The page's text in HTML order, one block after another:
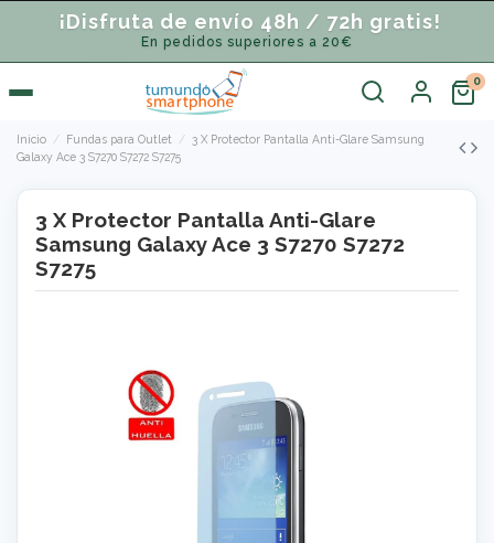
¡Disfruta de envío 48h / 72h gratis!
En pedidos superiores a 20€
Inicio Fundas para Outlet
3 X Protector Pantalla Anti-Glare Samsung
Galaxy Ace 3 S7270 S7272 S7275
3 X Protector Pantalla Anti-Glare
Samsung Galaxy Ace 3 S7270 S7272
S7275